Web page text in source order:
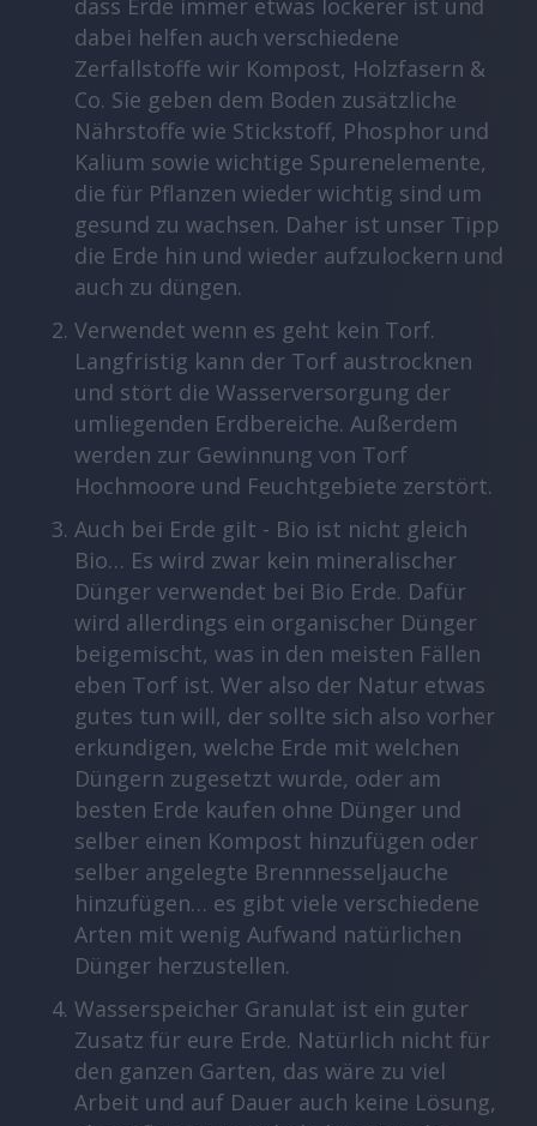
dabei helfen auch verschiedene
Zerfallstoffe wir Kompost, Holzfasern &
Co. Sie geben dem Boden zusätzliche
Nährstoffe wie Stickstoff, Phosphor und
Kalium sowie wichtige Spurenelemente,
die für Pflanzen wieder wichtig sind um
gesund zu wachsen. Daher ist unser Tipp
die Erde hin und wieder aufzulockern und
auch zu düngen.
Verwendet wenn es geht kein Torf.
Langfristig kann der Torf austrocknen
und stört die Wasserversorgung der
umliegenden Erdbereiche. Außerdem
werden zur Gewinnung von Torf
Hochmoore und Feuchtgebiete zerstört.
Auch bei Erde gilt - Bio ist nicht gleich
Bio… Es wird zwar kein mineralischer
Dünger verwendet bei Bio Erde. Dafür
wird allerdings ein organischer Dünger
beigemischt, was in den meisten Fällen
eben Torf ist. Wer also der Natur etwas
gutes tun will, der sollte sich also vorher
erkundigen, welche Erde mit welchen
Düngern zugesetzt wurde, oder am
besten Erde kaufen ohne Dünger und
selber einen Kompost hinzufügen oder
selber angelegte Brennnesseljauche
hinzufügen… es gibt viele verschiedene
Arten mit wenig Aufwand natürlichen
Dünger herzustellen.
Wasserspeicher Granulat ist ein guter
Zusatz für eure Erde. Natürlich nicht für
den ganzen Garten, das wäre zu viel
Arbeit und auf Dauer auch keine Lösung,